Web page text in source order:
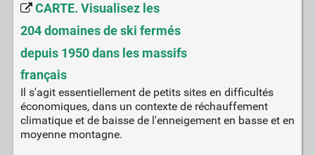
CARTE. Visualisez les
204 domaines de ski fermés
depuis 1950 dans les massifs
français
Il s'agit essentiellement de petits sites en difficultés
économiques, dans un contexte de réchauffement
climatique et de baisse de l'enneigement en basse et en
moyenne montagne.